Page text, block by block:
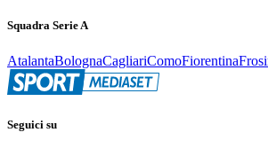
Squadra Serie A
AtalantaBolognaCagliariComoFiorentina
Seguici su